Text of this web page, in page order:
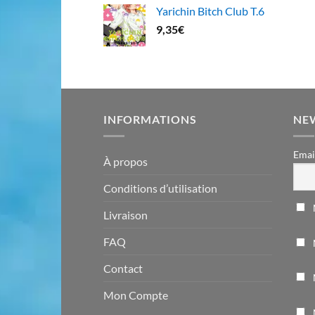
Yarichin Bitch Club T.6
9,35€
INFORMATIONS
À propos
Conditions d’utilisation
Livraison
FAQ
Contact
Mon Compte